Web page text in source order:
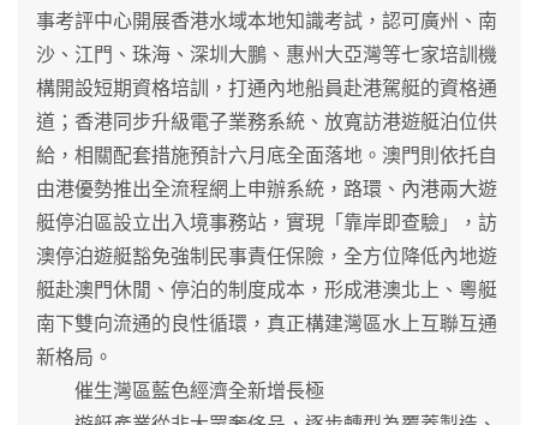
事考評中心開展香港水域本地知識考試，認可廣州、南
沙、江門、珠海、深圳大鵬、惠州大亞灣等七家培訓機
構開設短期資格培訓，打通內地船員赴港駕艇的資格通
道；香港同步升級電子業務系統、放寬訪港遊艇泊位供
給，相關配套措施預計六月底全面落地。澳門則依托自
由港優勢推出全流程網上申辦系統，路環、內港兩大遊
艇停泊區設立出入境事務站，實現「靠岸即查驗」，訪
澳停泊遊艇豁免強制民事責任保險，全方位降低內地遊
艇赴澳門休閒、停泊的制度成本，形成港澳北上、粵艇
南下雙向流通的良性循環，真正構建灣區水上互聯互通
新格局。
催生灣區藍色經濟全新增長極